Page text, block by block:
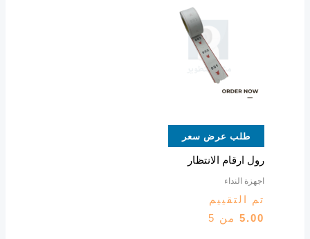
طلب عرض سعر
رول ارقام الانتظار
اجهزة النداء
تم التقييم
5.00 من 5